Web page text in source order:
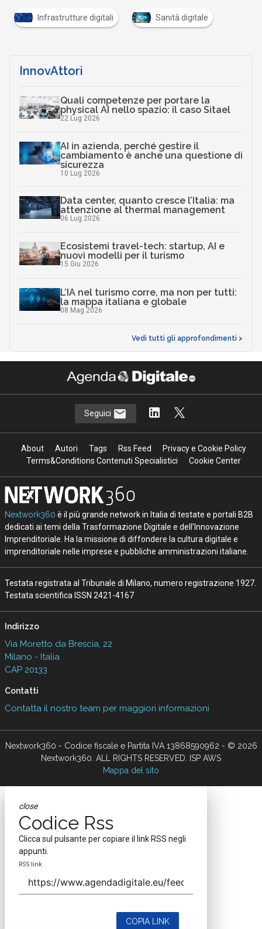
Infrastrutture digitali Sanità digitale
InnovAttori
Quali competenze per portare la
physical AI nello spazio: il caso Sitael
22 Lug 2026
AI in azienda, perché gestire il
cambiamento è anche una questione di
sicurezza
10 Lug 2026
Data center, quanto cresce l’Italia: ma
attenzione al thermal management
06 Lug 2026
Ecosistemi travel-tech: startup, AI e
nuovi modelli per il turismo
15 Giu 2026
L’IA nel turismo corre, ma non per tutti:
la mappa italiana e globale
08 Mag 2026
Vedi tutti gli approfondimenti >
Seguici
About Autori Tags Rss Feed
Privacy e Cookie Policy
Terms&Conditions Contenuti Specialistici
Cookie Center
Nextwork360 è il più grande network in Italia di testate e portali B2B
dedicati ai temi della Trasformazione Digitale e dell’Innovazione
Imprenditoriale. Ha la missione di diffondere la cultura digitale e
imprenditoriale nelle imprese e pubbliche amministrazioni italiane.
Testata registrata al Tribunale di Milano, numero registrazione 1927.
Testata scientifica ISSN 2421-4167
Indirizzo
Via Moretto da Brescia, 22
Milano - Italia
CAP 20133
Contatti
Contatta il nostro team per maggiori informazioni
Nextwork360 - Codice fiscale e Partita IVA 13868590962 - © 2026
Nextwork360. ALL RIGHTS RESERVED. ISP AWS
Mappa del sito
close
Codice Rss
Clicca sul pulsante per copiare il link RSS negli
appunti.
RSS link
COPIA LINK